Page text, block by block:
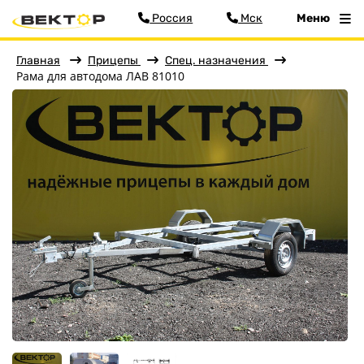
Меню
Главная
Прицепы
Бортовые
Для водной техники
Фильтр
Россия Мск Меню
Главная Прицепы Спец. назначения
Рама для автодома ЛАВ 81010